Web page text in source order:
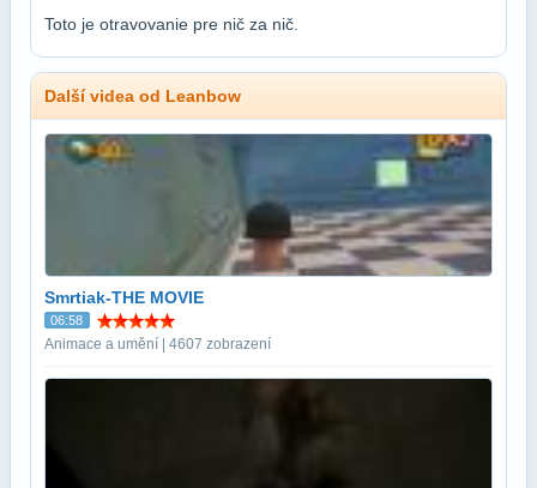
Toto je otravovanie pre nič za nič.
Další videa od Leanbow
Smrtiak-THE MOVIE
06:58
Animace a umění | 4607 zobrazení